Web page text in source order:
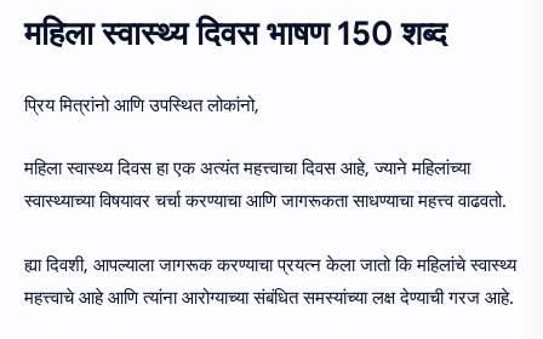
महिला स्वास्थ्य दिवस भाषण 150 शब्द
प्रिय मित्रांनो आणि उपस्थित लोकांनो,
महिला स्वास्थ्य दिवस हा एक अत्यंत महत्त्वाचा दिवस आहे, ज्याने महिलांच्या
स्वास्थ्याच्या विषयावर चर्चा करण्याचा आणि जागरूकता साधण्याचा महत्त्व वाढवतो.
ह्या दिवशी, आपल्याला जागरूक करण्याचा प्रयत्न केला जातो कि महिलांचे स्वास्थ्य
महत्त्वाचे आहे आणि त्यांना आरोग्याच्या संबंधित समस्यांच्या लक्ष देण्याची गरज आहे.